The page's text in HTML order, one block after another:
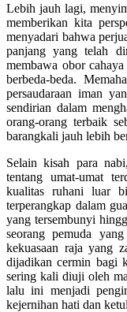
Lebih jauh lagi,
memberikan kita
menyadari bahwa
panjang yang telah
membawa obor
berbeda-beda.
persaudaraan iman
sendirian dalam
orang-orang terbaik
barangkali jauh lebih
Selain kisah para
tentang umat-umat
kualitas ruhani luar
terperangkap dalam
yang tersembunyi
seorang pemuda
kekuasaan raja yang
dijadikan cermin bagi
sering kali diuji oleh
lalu ini menjadi
kejernihan hati dan